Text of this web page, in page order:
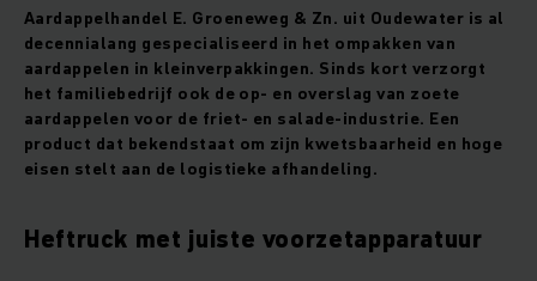
Aardappelhandel E. Groeneweg & Zn. uit Oudewater is al
decennialang gespecialiseerd in het ompakken van
aardappelen in kleinverpakkingen. Sinds kort verzorgt
het familiebedrijf ook de op- en overslag van zoete
aardappelen voor de friet- en salade-industrie. Een
product dat bekendstaat om zijn kwetsbaarheid en hoge
eisen stelt aan de logistieke afhandeling.
Heftruck met juiste voorzetapparatuur